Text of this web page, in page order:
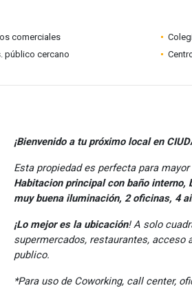
comerciales
público cercano
¡Bienvenido a tu próximo local en
Esta propiedad es perfecta para
Habitacion principal con baño interno,
muy buena iluminación, 2 oficinas, 4
¡Lo mejor es la ubicación! A solo
supermercados, restaurantes, acceso
publico.
*Para uso de Coworking, call center,